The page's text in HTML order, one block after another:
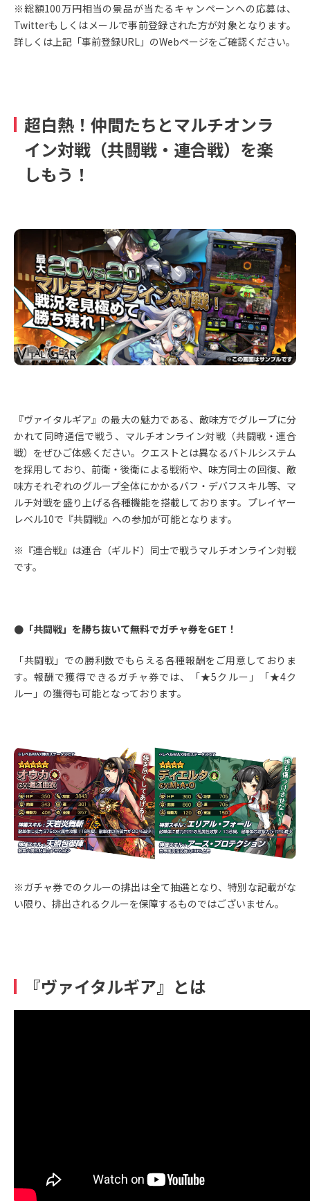
※総額100万円相当の景品が当たるキャンペーンへの応募は、
Twitterもしくはメールで事前登録された方が対象となります。
詳しくは上記「事前登録URL」のWebページをご確認ください。
超白熱！仲間たちとマルチオンラ
イン対戦（共闘戦・連合戦）を楽
しもう！
『ヴァイタルギア』の最大の魅力である、敵味方でグループに分
かれて同時通信で戦う、マルチオンライン対戦（共闘戦・連合
戦）をぜひご体感ください。クエストとは異なるバトルシステム
を採用しており、前衛・後衛による戦術や、味方同士の回復、敵
味方それぞれのグループ全体にかかるバフ・デバフスキル等、マ
ルチ対戦を盛り上げる各種機能を搭載しております。プレイヤー
レベル10で『共闘戦』への参加が可能となります。
※『連合戦』は連合（ギルド）同士で戦うマルチオンライン対戦
です。
●「共闘戦」を勝ち抜いて無料でガチャ券をGET！
「共闘戦」での勝利数でもらえる各種報酬をご用意しておりま
す。報酬で獲得できるガチャ券では、「★5クルー」「★4ク
ルー」の獲得も可能となっております。
※ガチャ券でのクルーの排出は全て抽選となり、特別な記載がな
い限り、排出されるクルーを保障するものではございません。
『ヴァイタルギア』とは